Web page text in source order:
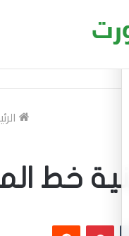
توتنهام روبرتو دي
خط
بينتيريست